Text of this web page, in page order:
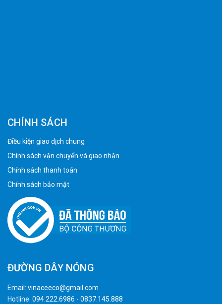
CHÍNH SÁCH
Điều kiện giao dịch chung
Chính sách vận chuyển và giao nhận
Chính sách thanh toán
Chính sách bảo mật
ĐƯỜNG DÂY NÓNG
Email: vinaceeco@gmail.com
Hotline: 094.222.6986 - 0837.145.888